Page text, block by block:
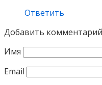
Ответить
Добавить комментарий
Имя
Email